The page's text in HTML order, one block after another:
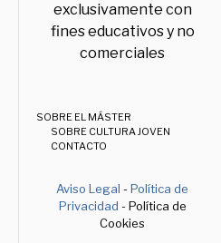
exclusivamente con
fines educativos y no
comerciales
SOBRE EL MÁSTER
SOBRE CULTURA JOVEN
CONTACTO
Aviso Legal -Política de
Privacidad - Política de
Cookies